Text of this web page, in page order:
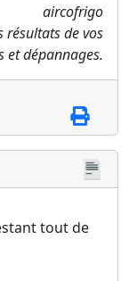
aircofrigo
résultats de vos
et dépannages.
tout de